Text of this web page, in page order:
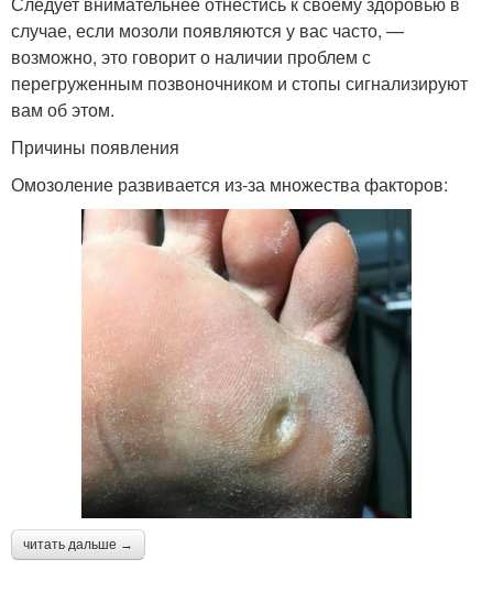
случае, если мозоли появляются у вас часто, —
возможно, это говорит о наличии проблем с
перегруженным позвоночником и стопы сигнализируют
вам об этом.
Причины появления
Омозоление развивается из-за множества факторов:
читать дальше →